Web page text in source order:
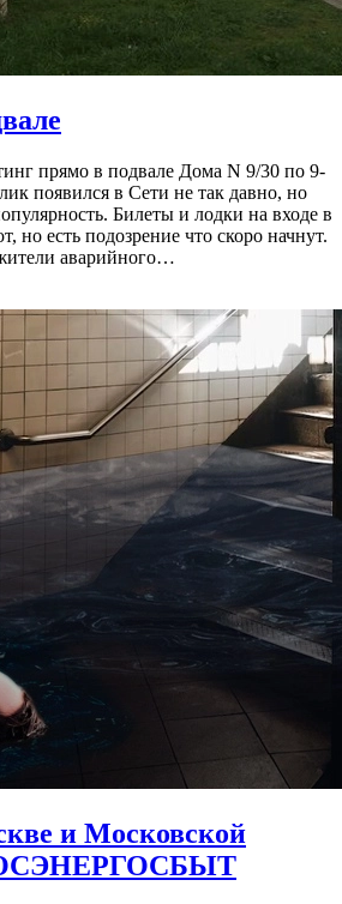
прямо в подвале Дома N 9/30 по 9-
появился в Сети не так давно, но
Билеты и лодки на входе в
но есть подозрение что скоро начнут.
аварийного…
и Московской